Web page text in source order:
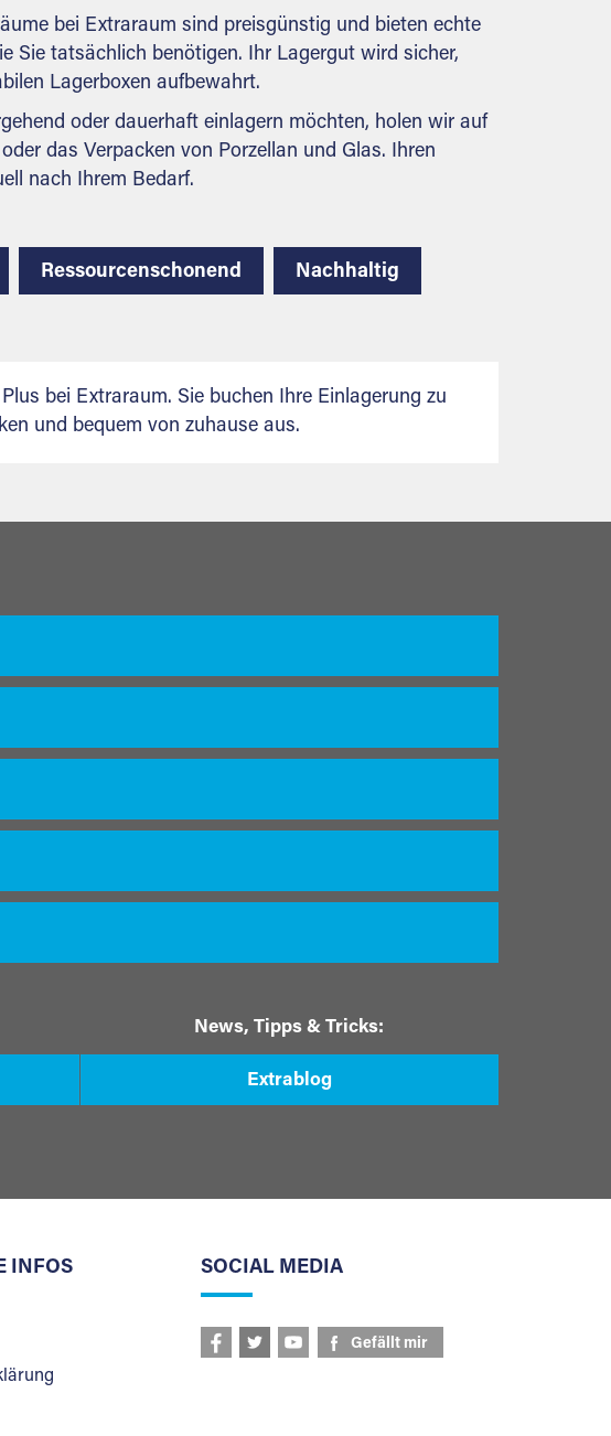
bei Extraraum sind preisgünstig und bieten echte
Sie tatsächlich benötigen. Ihr Lagergut wird sicher,
Lagerboxen aufbewahrt.
oder dauerhaft einlagern möchten, holen wir auf
das Verpacken von Porzellan und Glas. Ihren
nach Ihrem Bedarf.
Ressourcenschonend Nachhaltig
bei Extraraum. Sie buchen Ihre Einlagerung zu
und bequem von zuhause aus.
News, Tipps & Tricks:
Extrablog
INFOS SOCIAL MEDIA
Gefällt mir